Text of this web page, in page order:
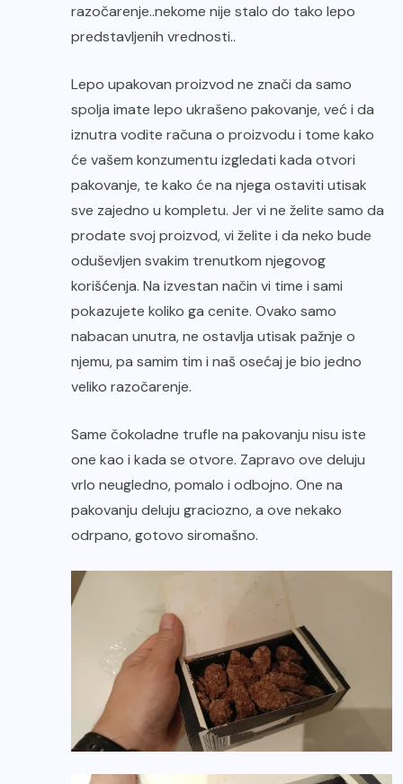
razočarenje..nekome nije stalo do tako lepo
predstavljenih vrednosti..
Lepo upakovan proizvod ne znači da samo
spolja imate lepo ukrašeno pakovanje, već i da
iznutra vodite računa o proizvodu i tome kako
će vašem konzumentu izgledati kada otvori
pakovanje, te kako će na njega ostaviti utisak
sve zajedno u kompletu. Jer vi ne želite samo da
prodate svoj proizvod, vi želite i da neko bude
oduševljen svakim trenutkom njegovog
korišćenja. Na izvestan način vi time i sami
pokazujete koliko ga cenite. Ovako samo
nabacan unutra, ne ostavlja utisak pažnje o
njemu, pa samim tim i naš osećaj je bio jedno
veliko razočarenje.
Same čokoladne trufle na pakovanju nisu iste
one kao i kada se otvore. Zapravo ove deluju
vrlo neugledno, pomalo i odbojno. One na
pakovanju deluju graciozno, a ove nekako
odrpano, gotovo siromašno.